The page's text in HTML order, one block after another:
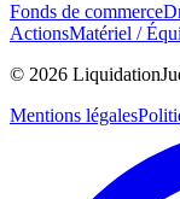
Fonds de commerce
ActionsMatériel /
© 2026
Mentions légales